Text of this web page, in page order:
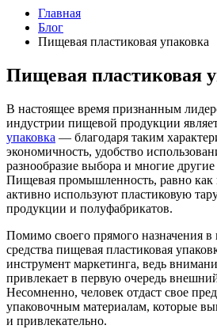
Главная
Блог
Пищевая пластиковая упаковка
Пищевая пластиковая
В настоящее время признанным
индустрии пищевой продукции
упаковка — благодаря таким
экономичность, удобство
разнообразие выбора и многие
Пищевая промышленность, равно как
активно используют пластиковую
продукции и полуфабрикатов.
Помимо своего прямого назначения в
средства пищевая пластиковая
инструмент маркетинга, ведь
привлекает в первую очередь
Несомненно, человек отдаст свое
упаковочным материалам, которые
и привлекательно.